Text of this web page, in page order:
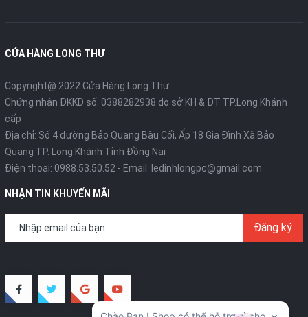
CỬA HÀNG LONG THƯ
Copyright@ 2022 Cửa Hàng Long Thư
Chứng nhận ĐKKD số: 0388282938 do sở KH & ĐT TP.Long Khánh
cấp
Địa chỉ: Số 4 đường Bảo Quang Bàu Cối, Ấp 18 Gia Đình Xã Bảo
Quang TP. Long Khánh Tỉnh Đồng Nai
Điện thoại: 0988.53.50.52 - Email: ledinhlongpc@gmail.com
NHẬN TIN KHUYẾN MÃI
Đăng ký